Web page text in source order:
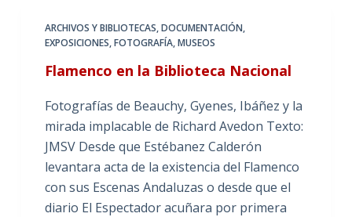
ARCHIVOS Y BIBLIOTECAS,DOCUMENTACIÓN,
EXPOSICIONES,FOTOGRAFÍA,MUSEOS
Flamenco en la Biblioteca Nacional
Fotografías de Beauchy, Gyenes, Ibáñez y la
mirada implacable de Richard Avedon Texto:
JMSV Desde que Estébanez Calderón
levantara acta de la existencia del Flamenco
con sus Escenas Andaluzas o desde que el
diario El Espectador acuñara por primera